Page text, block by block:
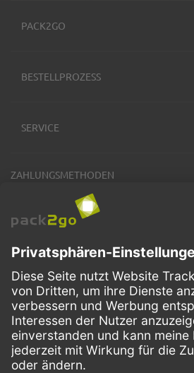
PACK2GO
BESTELLPROZESS
SERVICE
ZAHLUNGSMETHODEN
VERSANDARTEN
FacebookInstagramLinkedIn